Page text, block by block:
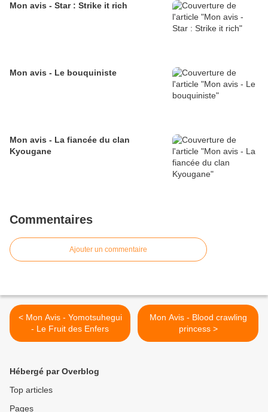
Mon avis - Star : Strike it rich
Mon avis - Le bouquiniste
Mon avis - La fiancée du clan
Kyougane
Commentaires
Ajouter un commentaire
< Mon Avis - Yomotsuhegui
- Le Fruit des Enfers
Mon Avis - Blood crawling
princess >
Hébergé par Overblog
Top articles
Pages